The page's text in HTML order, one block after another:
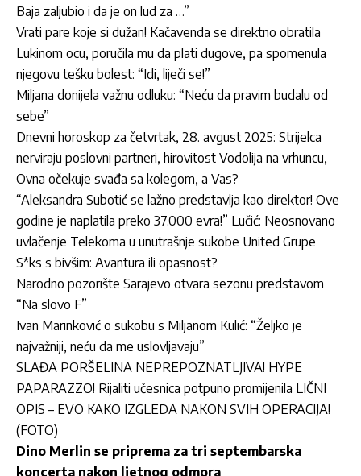
Baja zaljubio i da je on lud za …”
Vrati pare koje si dužan! Kačavenda se direktno obratila
Lukinom ocu, poručila mu da plati dugove, pa spomenula
njegovu tešku bolest: “Idi, liječi se!”
Miljana donijela važnu odluku: “Neću da pravim budalu od
sebe”
Dnevni horoskop za četvrtak, 28. avgust 2025: Strijelca
nerviraju poslovni partneri, hirovitost Vodolija na vrhuncu,
Ovna očekuje svađa sa kolegom, a Vas?
“Aleksandra Subotić se lažno predstavlja kao direktor! Ove
godine je naplatila preko 37.000 evra!” Lučić: Neosnovano
uvlačenje Telekoma u unutrašnje sukobe United Grupe
S*ks s bivšim: Avantura ili opasnost?
Narodno pozorište Sarajevo otvara sezonu predstavom
“Na slovo F”
Ivan Marinković o sukobu s Miljanom Kulić: “Željko je
najvažniji, neću da me uslovljavaju”
SLAĐA PORŠELINA NEPREPOZNATLJIVA! HYPE
PAPARAZZO! Rijaliti učesnica potpuno promijenila LIČNI
OPIS – EVO KAKO IZGLEDA NAKON SVIH OPERACIJA!
(FOTO)
Dino Merlin se priprema za tri septembarska
koncerta nakon ljetnog odmora